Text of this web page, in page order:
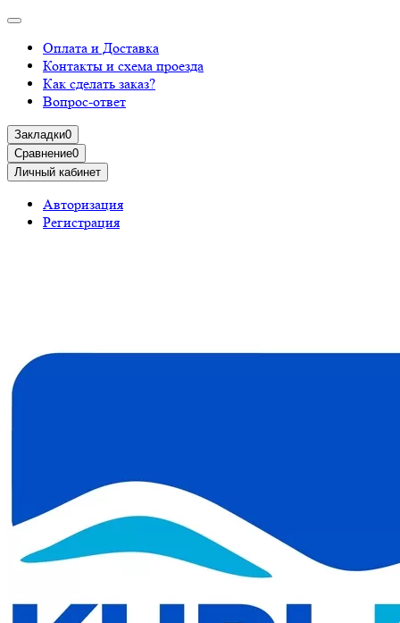
Оплата и Доставка
Контакты и схема проезда
Как сделать заказ?
Вопрос-ответ
Закладки0
Сравнение0
Личный кабинет
Авторизация
Регистрация